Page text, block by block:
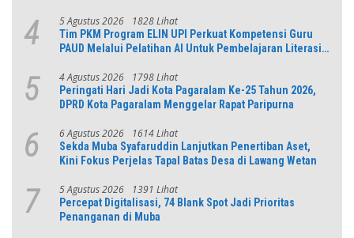
4 5 Agustus 2026 1828 Lihat
Tim PKM Program ELIN UPI Perkuat Kompetensi Guru
PAUD Melalui Pelatihan AI Untuk Pembelajaran Literasi
5 4 Agustus 2026 1798 Lihat
Peringati Hari Jadi Kota Pagaralam Ke-25 Tahun 2026,
DPRD Kota Pagaralam Menggelar Rapat Paripurna
6 6 Agustus 2026 1614 Lihat
Sekda Muba Syafaruddin Lanjutkan Penertiban Aset,
Kini Fokus Perjelas Tapal Batas Desa di Lawang Wetan
7 5 Agustus 2026 1391 Lihat
Percepat Digitalisasi, 74 Blank Spot Jadi Prioritas
Penanganan di Muba